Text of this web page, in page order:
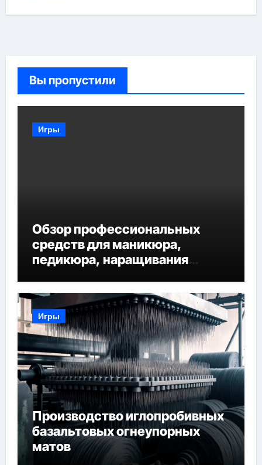
Вы пропустили
Игры
Обзор профессиональных
средств для маникюра,
педикюра, наращивания
Игры
Производство иглопробивных
базальтовых огнеупорных
матов